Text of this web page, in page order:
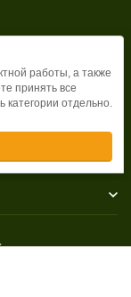
работы, а также
принять все
категории отдельно.